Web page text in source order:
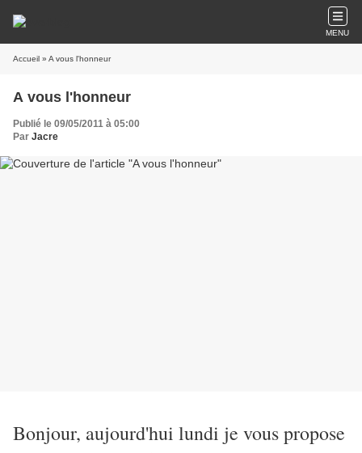
MENU
Accueil » A vous l'honneur
A vous l'honneur
Publié le 09/05/2011 à 05:00
Par Jacre
Bonjour, aujourd'hui lundi je vous propose